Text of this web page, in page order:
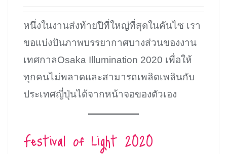
หนึ่งในงานส่งท้ายปีที่ใหญ่ที่สุดในคันไซ เรา
ขอแบ่งปันภาพบรรยากาศบางส่วนของงาน
เทศกาลOsaka Illumination 2020 เพื่อให้
ทุกคนไม่พลาดและสามารถเพลิดเพลินกับ
ประเทศญี่ปุ่นได้จากหน้าจอของตัวเอง
Festival of Light 2020